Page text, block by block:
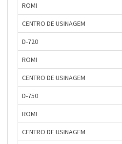
ROMI
CENTRO DE USINAGEM
D-720
ROMI
CENTRO DE USINAGEM
D-750
ROMI
CENTRO DE USINAGEM